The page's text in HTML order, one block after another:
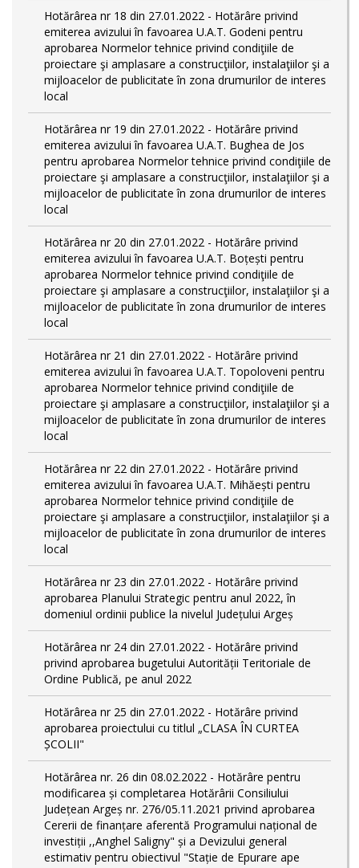
Hotărârea nr 18 din 27.01.2022 - Hotărâre privind
emiterea avizului în favoarea U.A.T. Godeni pentru
aprobarea Normelor tehnice privind condiţiile de
proiectare şi amplasare a construcţiilor, instalaţiilor şi a
mijloacelor de publicitate în zona drumurilor de interes
local
Hotărârea nr 19 din 27.01.2022 - Hotărâre privind
emiterea avizului în favoarea U.A.T. Bughea de Jos
pentru aprobarea Normelor tehnice privind condiţiile de
proiectare şi amplasare a construcţiilor, instalaţiilor şi a
mijloacelor de publicitate în zona drumurilor de interes
local
Hotărârea nr 20 din 27.01.2022 - Hotărâre privind
emiterea avizului în favoarea U.A.T. Boțești pentru
aprobarea Normelor tehnice privind condiţiile de
proiectare şi amplasare a construcţiilor, instalaţiilor şi a
mijloacelor de publicitate în zona drumurilor de interes
local
Hotărârea nr 21 din 27.01.2022 - Hotărâre privind
emiterea avizului în favoarea U.A.T. Topoloveni pentru
aprobarea Normelor tehnice privind condiţiile de
proiectare şi amplasare a construcţiilor, instalaţiilor şi a
mijloacelor de publicitate în zona drumurilor de interes
local
Hotărârea nr 22 din 27.01.2022 - Hotărâre privind
emiterea avizului în favoarea U.A.T. Mihăești pentru
aprobarea Normelor tehnice privind condiţiile de
proiectare şi amplasare a construcţiilor, instalaţiilor şi a
mijloacelor de publicitate în zona drumurilor de interes
local
Hotărârea nr 23 din 27.01.2022 - Hotărâre privind
aprobarea Planului Strategic pentru anul 2022, în
domeniul ordinii publice la nivelul Județului Argeș
Hotărârea nr 24 din 27.01.2022 - Hotărâre privind
privind aprobarea bugetului Autorității Teritoriale de
Ordine Publică, pe anul 2022
Hotărârea nr 25 din 27.01.2022 - Hotărâre privind
aprobarea proiectului cu titlul „CLASA ÎN CURTEA
ȘCOLII"
Hotărârea nr. 26 din 08.02.2022 - Hotărâre pentru
modificarea și completarea Hotărârii Consiliului
Județean Argeș nr. 276/05.11.2021 privind aprobarea
Cererii de finanțare aferentă Programului național de
investiții ,,Anghel Saligny" și a Devizului general
estimativ pentru obiectivul "Stație de Epurare ape